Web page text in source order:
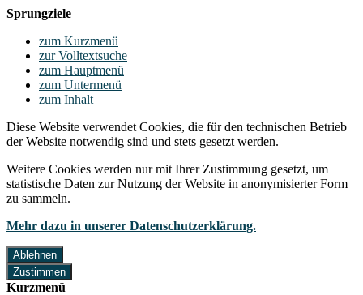
Sprungziele
zum Kurzmenü
zur Volltextsuche
zum Hauptmenü
zum Untermenü
zum Inhalt
Diese Website verwendet Cookies, die für den technischen Betrieb
der Website notwendig sind und stets gesetzt werden.
Weitere Cookies werden nur mit Ihrer Zustimmung gesetzt, um
statistische Daten zur Nutzung der Website in anonymisierter Form
zu sammeln.
Mehr dazu in unserer Datenschutzerklärung.
Ablehnen
Zustimmen
Kurzmenü